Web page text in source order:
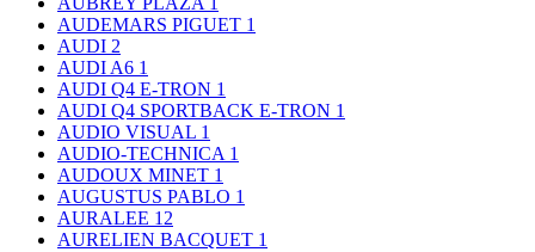
AUDEMARS PIGUET 1
AUDI 2
AUDI A6 1
AUDI Q4 E-TRON 1
AUDI Q4 SPORTBACK E-TRON 1
AUDIO VISUAL 1
AUDIO-TECHNICA 1
AUDOUX MINET 1
AUGUSTUS PABLO 1
AURALEE 12
AURELIEN BACQUET 1